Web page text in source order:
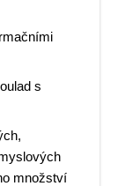
s
množství